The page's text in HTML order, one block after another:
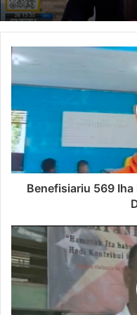
Benefisiariu 569